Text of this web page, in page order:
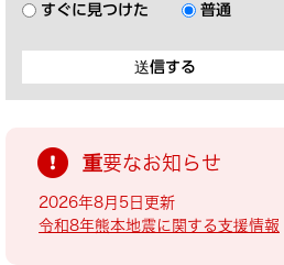
すぐに見つけた
普通
重要なお知らせ
2026年8月5日更新
令和8年熊本地震に関する支援情報